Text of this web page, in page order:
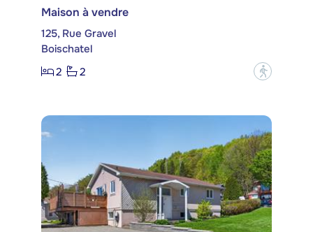
Maison à vendre
125, Rue Gravel
Boischatel
2
2 ?